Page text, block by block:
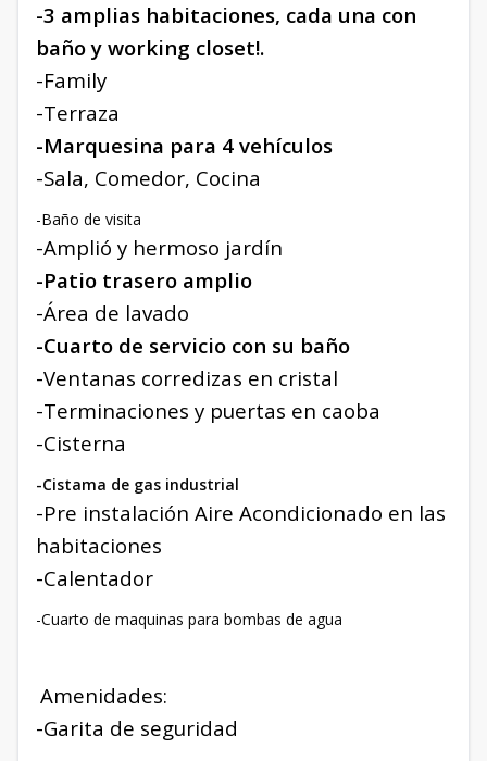
-3 amplias habitaciones, cada una con
baño y working closet!.
-Family
-Terraza
-Marquesina para 4 vehículos
-Sala, Comedor, Cocina
-Baño de visita
-Amplió y hermoso jardín
-Patio trasero amplio
-Área de lavado
-Cuarto de servicio con su baño
-Ventanas corredizas en cristal
-Terminaciones y puertas en caoba
-Cisterna
-Cistama de gas industrial
-Pre instalación Aire Acondicionado en las
habitaciones
-Calentador
-Cuarto de maquinas para bombas de agua
Amenidades:
-Garita de seguridad